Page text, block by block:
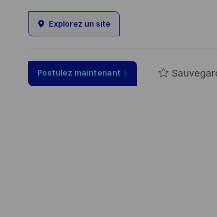
Explorez un site
Postulez maintenant